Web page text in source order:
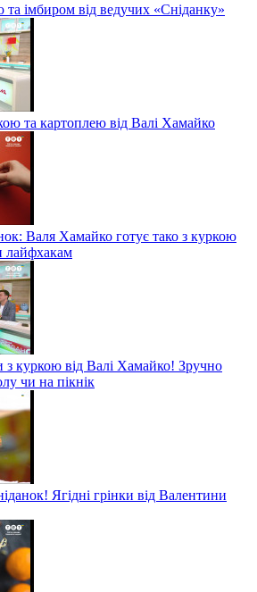
імбиром від ведучих «Сніданку»
та картоплею від Валі Хамайко
Валя Хамайко готує тако з куркою
лайфхакам
з куркою від Валі Хамайко! Зручно
чи на пікнік
Ягідні грінки від Валентини